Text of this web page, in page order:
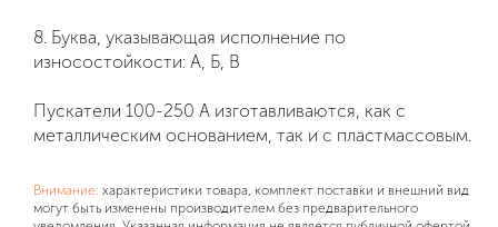
8. Буква, указывающая исполнение по
износостойкости: А, Б, В
Пускатели 100-250 А изготавливаются, как с
металлическим основанием, так и с пластмассовым.
Внимание: характеристики товара, комплект поставки и внешний вид
могут быть изменены производителем без предварительного